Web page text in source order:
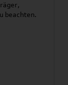
beachten.